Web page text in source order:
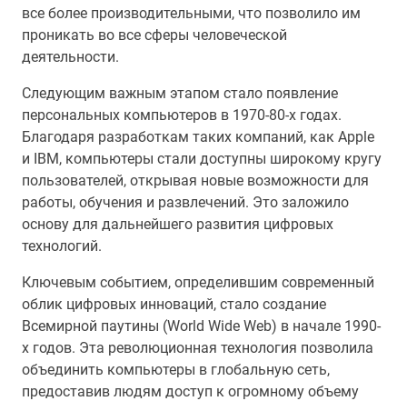
все более производительными, что позволило им
проникать во все сферы человеческой
деятельности.
Следующим важным этапом стало появление
персональных компьютеров в 1970-80-х годах.
Благодаря разработкам таких компаний, как Apple
и IBM, компьютеры стали доступны широкому кругу
пользователей, открывая новые возможности для
работы, обучения и развлечений. Это заложило
основу для дальнейшего развития цифровых
технологий.
Ключевым событием, определившим современный
облик цифровых инноваций, стало создание
Всемирной паутины (World Wide Web) в начале 1990-
х годов. Эта революционная технология позволила
объединить компьютеры в глобальную сеть,
предоставив людям доступ к огромному объему